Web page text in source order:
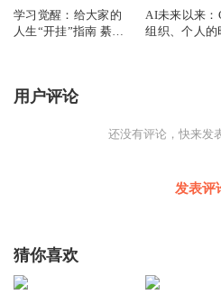
学习觉醒：给大家的
人生“开挂”指南 綦哲
AI未来以来：
组织、个人的
用户评论
还没有评论，快来发
发表评
猜你喜欢